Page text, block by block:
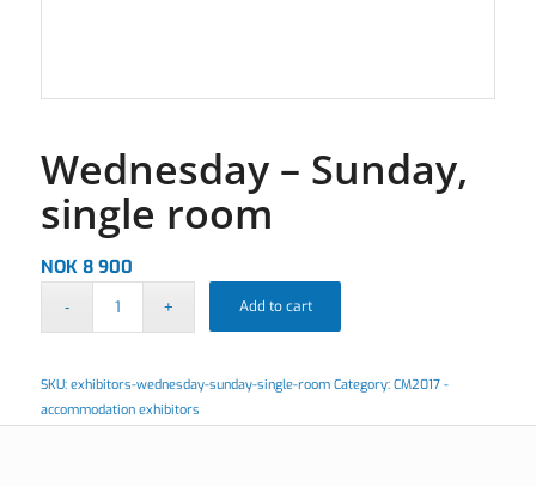
Wednesday – Sunday,
single room
NOK8 900
Add to cart
SKU: exhibitors-wednesday-sunday-single-room Category: CM2017 -
accommodation exhibitors